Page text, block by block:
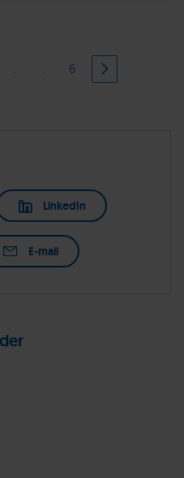
. . 6
LinkedIn
E-mail